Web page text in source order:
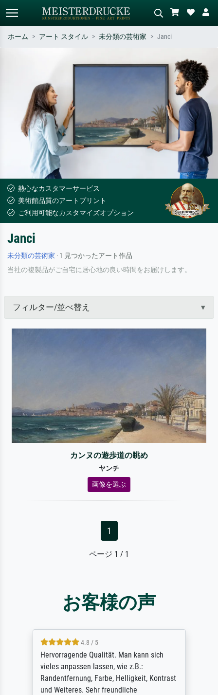
– 例：モネ、星月夜、印象派、北
斎の波、ヌード。
シーンを説明してください – 例：
緑の草原、赤の多い抽象画、暗い
油絵、木のそばの立ち姿のヌー
ホーム アート スタイル 未分類の芸術家 Janci
熱心なカスタマーサービス
美術館品質のアートプリント
ご利用可能なカスタマイズオプション
Janci
未分類の芸術家 · 1 見つかったアート作品
当社の複製品がご自宅に居心地の良い時間をお届けします。
フィルター/並べ替え
カンヌの遊歩道の眺め
ヤンチ
画像を選ぶ
1
ページ 1 / 1
お客様の声
4.8 / 5
Hervorragende Qualität. Man kann sich
vieles anpassen lassen, wie z.B.:
Randentfernung, Farbe, Helligkeit, Kontrast
und Weiteres. Sehr freundliche